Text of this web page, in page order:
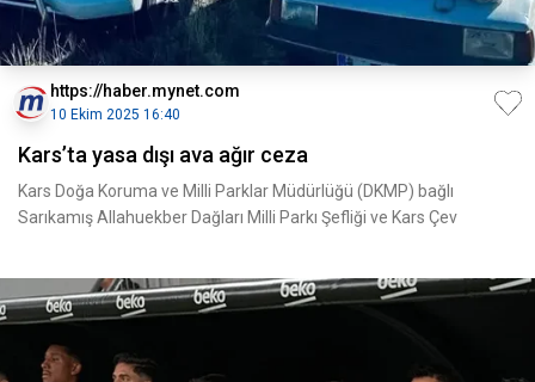
https://haber.mynet.com
10 Ekim 2025 16:40
Kars’ta yasa dışı ava ağır ceza
Kars Doğa Koruma ve Milli Parklar Müdürlüğü (DKMP) bağlı
Sarıkamış Allahuekber Dağları Milli Parkı Şefliği ve Kars Çev